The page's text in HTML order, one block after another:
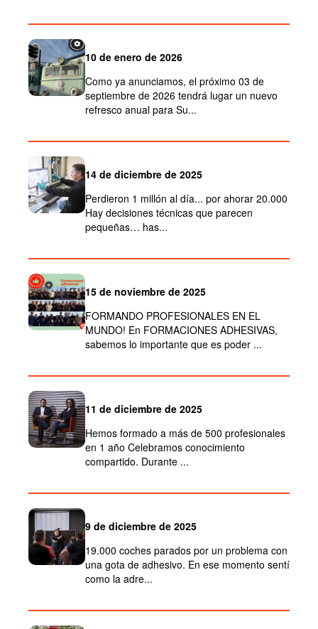
10 de enero de 2026
Como ya anunciamos, el próximo 03 de
septiembre de 2026 tendrá lugar un nuevo
refresco anual para Su...
14 de diciembre de 2025
Perdieron 1 millón al día... por ahorar 20.000
Hay decisiones técnicas que parecen
pequeñas… has...
15 de noviembre de 2025
FORMANDO PROFESIONALES EN EL
MUNDO! En FORMACIONES ADHESIVAS,
sabemos lo importante que es poder ...
11 de diciembre de 2025
Hemos formado a más de 500 profesionales
en 1 año Celebramos conocimiento
compartido. Durante ...
9 de diciembre de 2025
19.000 coches parados por un problema con
una gota de adhesivo. En ese momento sentí
como la adre...